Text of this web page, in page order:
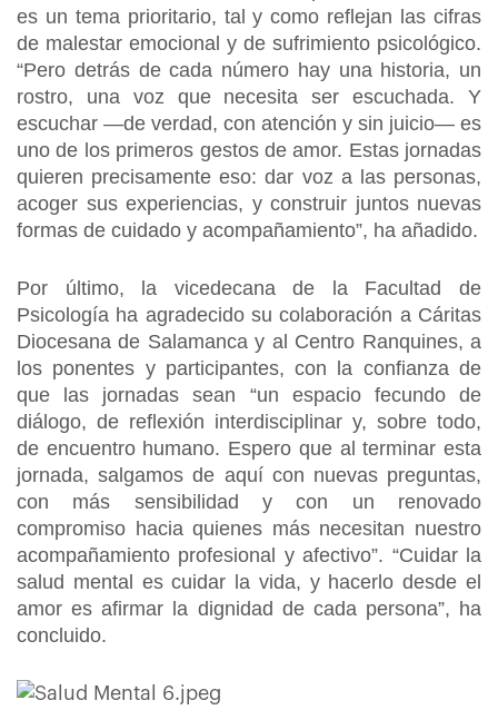
es un tema prioritario, tal y como reflejan las cifras
de malestar emocional y de sufrimiento psicológico.
“Pero detrás de cada número hay una historia, un
rostro, una voz que necesita ser escuchada. Y
escuchar —de verdad, con atención y sin juicio— es
uno de los primeros gestos de amor. Estas jornadas
quieren precisamente eso: dar voz a las personas,
acoger sus experiencias, y construir juntos nuevas
formas de cuidado y acompañamiento”, ha añadido.
Por último, la vicedecana de la Facultad de
Psicología ha agradecido su colaboración a Cáritas
Diocesana de Salamanca y al Centro Ranquines, a
los ponentes y participantes, con la confianza de
que las jornadas sean “un espacio fecundo de
diálogo, de reflexión interdisciplinar y, sobre todo,
de encuentro humano. Espero que al terminar esta
jornada, salgamos de aquí con nuevas preguntas,
con más sensibilidad y con un renovado
compromiso hacia quienes más necesitan nuestro
acompañamiento profesional y afectivo”. “Cuidar la
salud mental es cuidar la vida, y hacerlo desde el
amor es afirmar la dignidad de cada persona”, ha
concluido.